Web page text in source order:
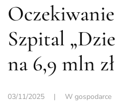
Szpital
na 6,9 mln
03/11/2025 | W gospodarce